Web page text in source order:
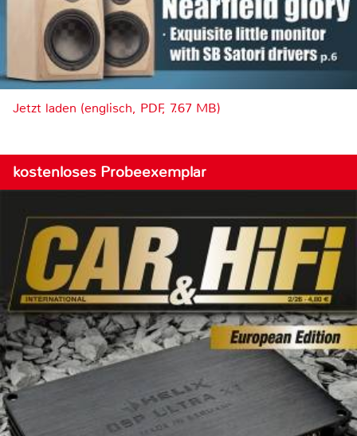
Jetzt laden (englisch, PDF, 7.67 MB)
kostenloses Probeexemplar